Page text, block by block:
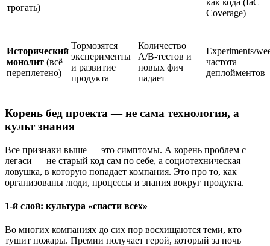
трогать)
как кода (IaC
Coverage)
Исторический
монолит (всё
переплетено)
Тормозятся
эксперименты
и развитие
продукта
Количество
A/B‑тестов и
новых фич
падает
Experiments/
частота
деплойментов
Корень бед проекта — не сама технология, а
культ знания
Все признаки выше — это симптомы. А корень проблем с
легаси — не старый код сам по себе, а социотехническая
ловушка, в которую попадает компания. Это про то, как
организованы люди, процессы и знания вокруг продукта.
1-й слой: культура «спасти всех»
Во многих компаниях до сих пор восхищаются теми, кто
тушит пожары. Премии получает герой, который за ночь